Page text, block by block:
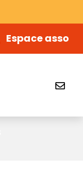
Espace asso